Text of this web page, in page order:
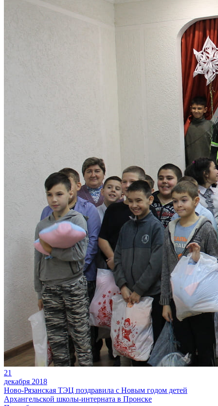
21
декабря 2018
Ново-Рязанская ТЭЦ поздравила с Новым годом детей
Архангельской школы-интерната в Пронске